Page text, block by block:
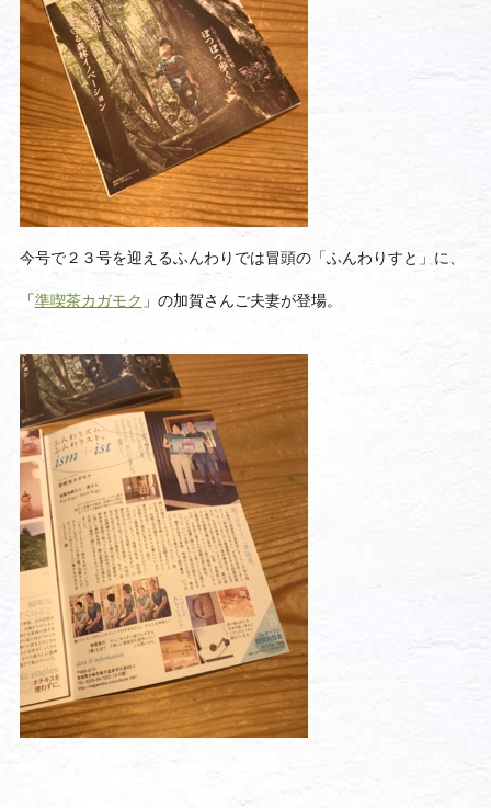
今号で２３号を迎えるふんわりでは冒頭の「ふんわりすと」に、
「準喫茶カガモク 」の加賀さんご夫妻が登場。